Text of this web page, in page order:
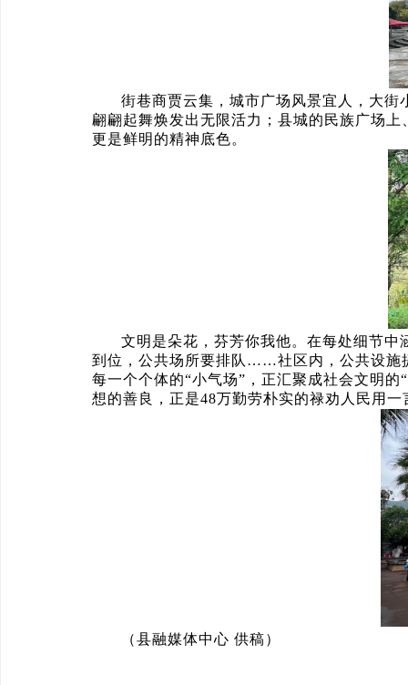
街巷商贾云集，城市广场风景宜人，大
翩翩起舞焕发出无限活力；县城的民族广场
更是鲜明的精神底色。
文明是朵花，芬芳你我他。在每处细节
到位，公共场所要排队……社区内，公共设施
每一个个体的“小气场”，正汇聚成社会文明
想的善良，正是48万勤劳朴实的禄劝人民用
（县融媒体中心 供稿）